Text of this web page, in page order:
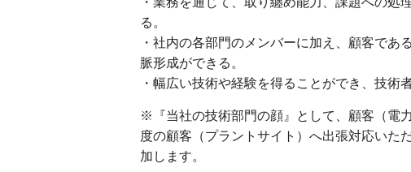
る。
・社内の各部門のメンバーに加え、顧客であ
脈形成ができる。
・幅広い技術や経験を得ることができ、技術
※『当社の技術部門の顔』として、顧客（電
度の顧客（プラントサイト）へ出張対応いた
加します。